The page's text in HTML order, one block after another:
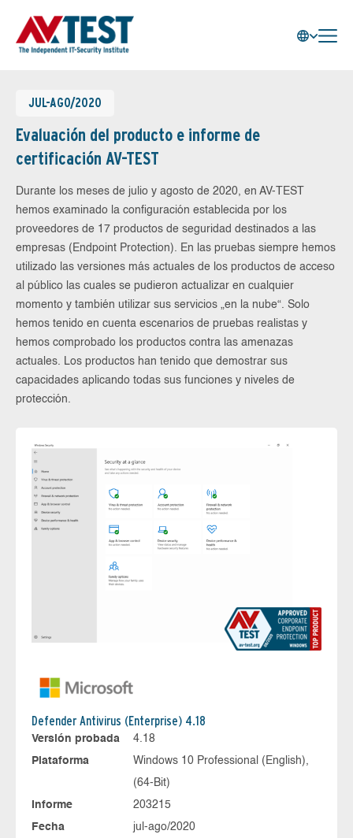
JUL-AGO/2020
Evaluación del producto e informe de
certificación AV-TEST
Durante los meses de julio y agosto de 2020, en AV-TEST
hemos examinado la configuración establecida por los
proveedores de 17 productos de seguridad destinados a las
empresas (Endpoint Protection). En las pruebas siempre hemos
utilizado las versiones más actuales de los productos de acceso
al público las cuales se pudieron actualizar en cualquier
momento y también utilizar sus servicios „en la nube“. Solo
hemos tenido en cuenta escenarios de pruebas realistas y
hemos comprobado los productos contra las amenazas
actuales. Los productos han tenido que demostrar sus
capacidades aplicando todas sus funciones y niveles de
protección.
Defender Antivirus (Enterprise) 4.18
Versión probada
4.18
Plataforma
Windows 10 Professional (English),
(64-Bit)
Informe
203215
Fecha
jul-ago/2020